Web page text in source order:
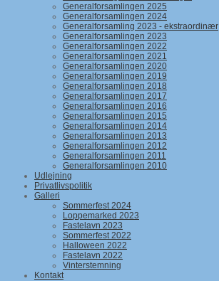
Generalforsamlingen 2025
Generalforsamlingen 2024
Generalforsamling 2023 - ekstraordinær
Generalforsamlingen 2023
Generalforsamlingen 2022
Generalforsamlingen 2021
Generalforsamlingen 2020
Generalforsamlingen 2019
Generalforsamlingen 2018
Generalforsamlingen 2017
Generalforsamlingen 2016
Generalforsamlingen 2015
Generalforsamlingen 2014
Generalforsamlingen 2013
Generalforsamlingen 2012
Generalforsamlingen 2011
Generalforsamlingen 2010
Udlejning
Privatlivspolitik
Galleri
Sommerfest 2024
Loppemarked 2023
Fastelavn 2023
Sommerfest 2022
Halloween 2022
Fastelavn 2022
Vinterstemning
Kontakt